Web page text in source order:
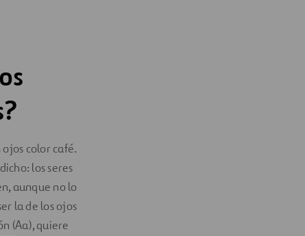
color café.
los seres
aunque no lo
la de los ojos
(Aa), quiere